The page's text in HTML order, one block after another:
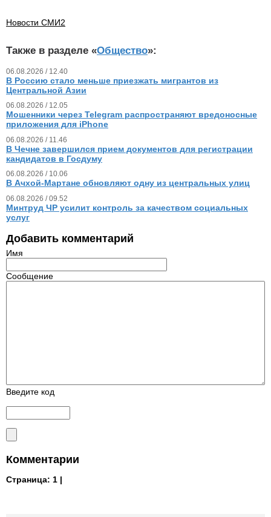
Новости СМИ2
Также в разделе «Общество»:
06.08.2026 / 12.40
В Россию стало меньше приезжать мигрантов из
Центральной Азии
06.08.2026 / 12.05
Мошенники через Telegram распространяют вредоносные
приложения для iPhone
06.08.2026 / 11.46
В Чечне завершился прием документов для регистрации
кандидатов в Госдуму
06.08.2026 / 10.06
В Ачхой-Мартане обновляют одну из центральных улиц
06.08.2026 / 09.52
Минтруд ЧР усилит контроль за качеством социальных
услуг
Добавить комментарий
Имя
Сообщение
Введите код
Комментарии
Страница: 1 |